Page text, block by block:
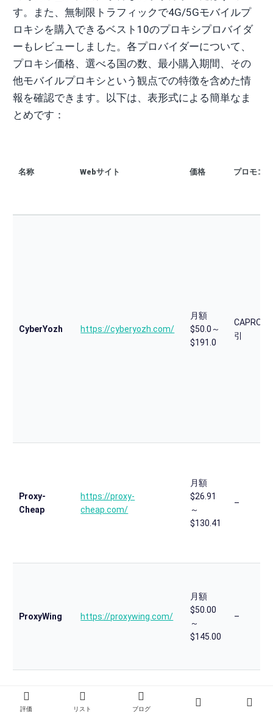
す。また、無制限トラフィックで4G/5Gモバイルプ
ロキシを購入できるベスト10のプロキシプロバイダ
ーもレビューしました。各プロバイダーについて、
プロキシ価格、選べる国の数、最小購入期間、その
他モバイルプロキシという観点での特徴を含めた情
報を確認できます。以下は、表形式による簡単なま
とめです：
名称 Webサイト 価格 プロモコ
CyberYozh https://cyberyozh.com/
月額
$50.0～
$191.0
引
Proxy-
Cheap
https://proxy-
cheap.com/
月額
$26.91
～
$130.41
–
ProxyWing https://proxywing.com/
月額
$50.00
～
$145.00
–
評価 リスト ブログ